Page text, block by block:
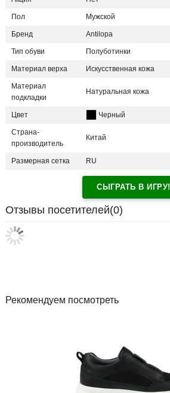
Пол Мужской
Бренд Antilopa
Тип обуви Полуботинки
Материал верха Искусственная кожа
Материал
подкладки
Натуральная кожа
Цвет Черный
Страна-
производитель
Китай
Размерная сетка RU
СЫГРАТЬ В ИГРУ!
Отзывы посетителей(0)
Рекомендуем посмотреть